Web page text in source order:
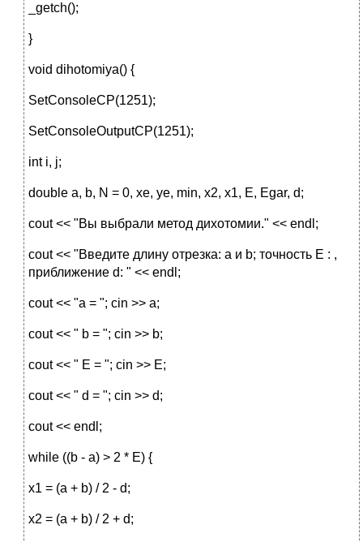
_getch();
}
void dihotomiya() {
SetConsoleCP(1251);
SetConsoleOutputCP(1251);
int i, j;
double a, b, N = 0, xe, ye, min, x2, x1, E, Egar, d;
cout << "Вы выбрали метод дихотомии." << endl;
cout << "Введите длину отрезка: а и b; точность E : ,
приближение d: " << endl;
cout << "a = "; cin >> a;
cout << " b = "; cin >> b;
cout << " E = "; cin >> E;
cout << " d = "; cin >> d;
cout << endl;
while ((b - a) > 2 * E) {
x1 = (a + b) / 2 - d;
x2 = (a + b) / 2 + d;